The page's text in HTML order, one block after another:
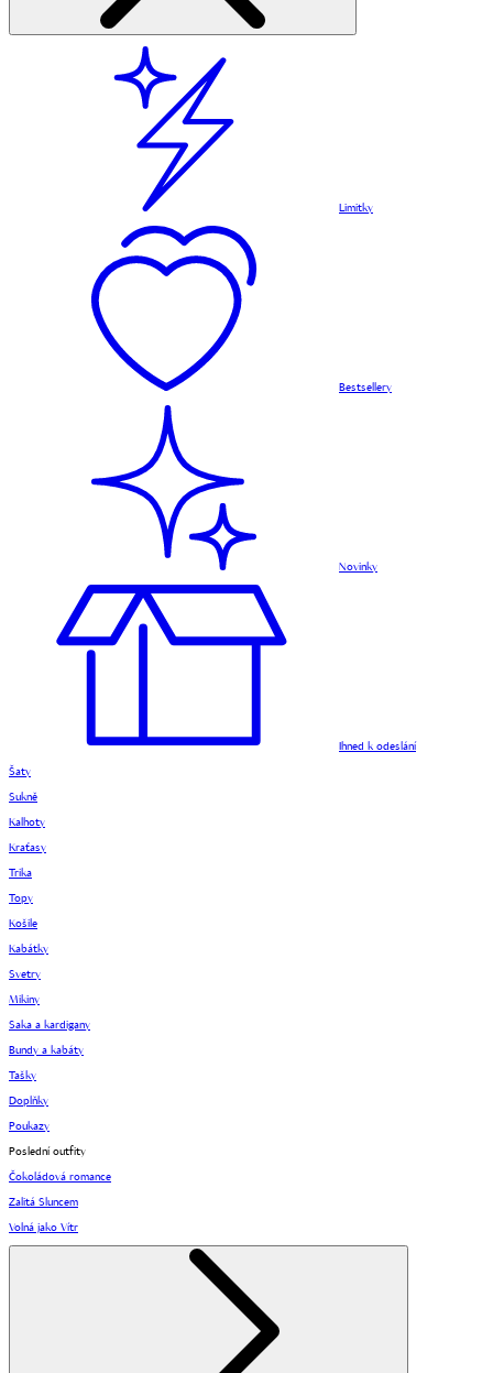
Limitky
Bestsellery
Novinky
Ihned k odeslání
Šaty
Sukně
Kalhoty
Kraťasy
Trika
Topy
Košile
Kabátky
Svetry
Mikiny
Saka a kardigany
Bundy a kabáty
Tašky
Doplňky
Poukazy
Poslední outfity
Čokoládová romance
Zalitá Sluncem
Volná jako Vítr